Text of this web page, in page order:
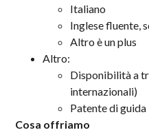
Italiano
Inglese fluente,
Altro è un plus
Altro:
Disponibilità a
internazionali)
Patente di guida
Cosa offriamo